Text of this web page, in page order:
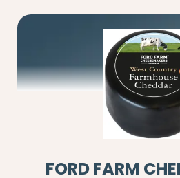
FORD FARM